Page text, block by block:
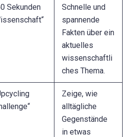
Sekunden
Schnelle und
spannende
Fakten über ein
aktuelles
wissenschaftli
ches Thema.
Zeige, wie
alltägliche
Gegenstände
in etwas